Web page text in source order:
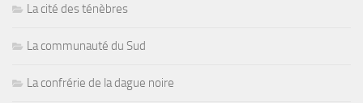
La cité des ténèbres
La communauté du Sud
La confrérie de la dague noire